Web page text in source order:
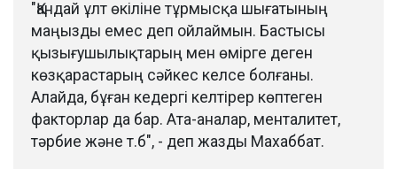
"Қандай ұлт өкіліне тұрмысқа шығатының
маңызды емес деп ойлаймын. Бастысы
қызығушылықтарың мен өмірге деген
көзқарастарың сәйкес келсе болғаны.
Алайда, бұған кедергі келтірер көптеген
факторлар да бар. Ата-аналар, менталитет,
тәрбие және т.б", - деп жазды Махаббат.